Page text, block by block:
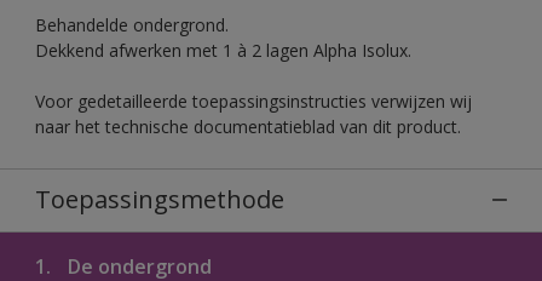
Behandelde ondergrond.
Dekkend afwerken met 1 à 2 lagen Alpha Isolux.
Voor gedetailleerde toepassingsinstructies verwijzen wij
naar het technische documentatieblad van dit product.
Toepassingsmethode
1. De ondergrond